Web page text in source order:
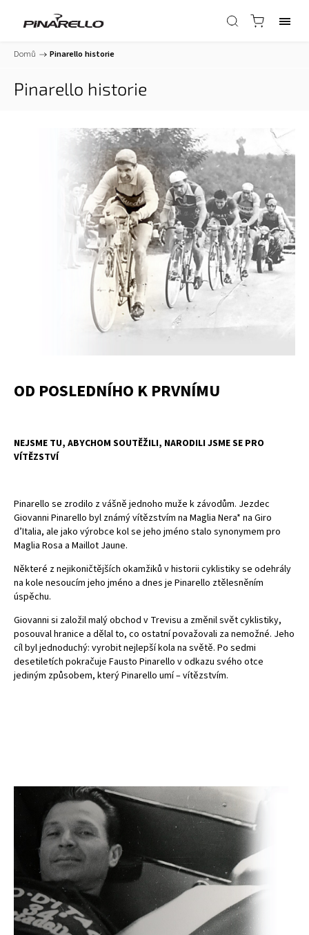
Domů / Pinarello historie
Pinarello historie
OD POSLEDNÍHO K PRVNÍMU
NEJSME TU, ABYCHOM SOUTĚŽILI, NARODILI JSME SE PRO
VÍTĚZSTVÍ
Pinarello se zrodilo z vášně jednoho muže k závodům. Jezdec
Giovanni Pinarello byl známý vítězstvím na Maglia Nera* na Giro
d’Italia, ale jako výrobce kol se jeho jméno stalo synonymem pro
Maglia Rosa a Maillot Jaune.
Některé z nejikoničtějších okamžiků v historii cyklistiky se odehrály
na kole nesoucím jeho jméno a dnes je Pinarello ztělesněním
úspěchu.
Giovanni si založil malý obchod v Trevisu a změnil svět cyklistiky,
posouval hranice a dělal to, co ostatní považovali za nemožné. Jeho
cíl byl jednoduchý: vyrobit nejlepší kola na světě. Po sedmi
desetiletích pokračuje Fausto Pinarello v odkazu svého otce
jediným způsobem, který Pinarello umí – vítězstvím.